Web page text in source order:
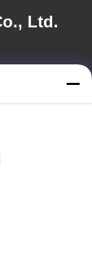
Ltd.